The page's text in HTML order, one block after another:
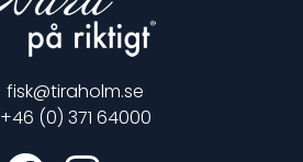
fisk@tiraholm.se
+46 (0) 371 64000